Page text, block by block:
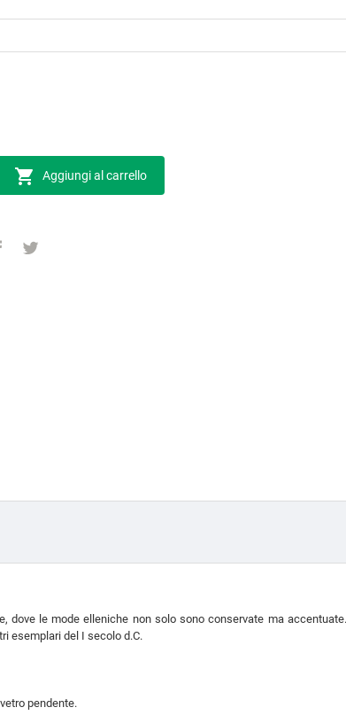
 Aggiungi al carrello
le mode elleniche non solo sono conservate ma
esemplari del I secolo d.C.
pendente.